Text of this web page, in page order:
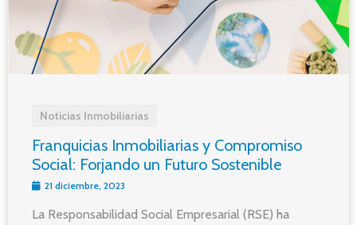
Noticias Inmobiliarias
Franquicias Inmobiliarias y Compromiso
Social: Forjando un Futuro Sostenible
21 diciembre, 2023
La Responsabilidad Social Empresarial (RSE) ha